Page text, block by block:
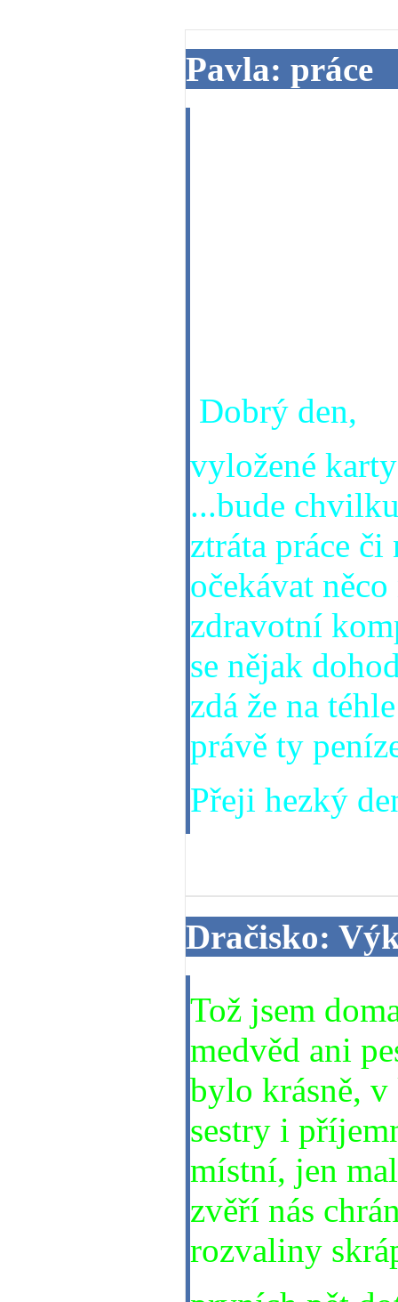
Pavla: práce
Dobrý den,
vyložené
...bude
ztráta práce
očekávat
zdravotní
se nějak
zdá že na
právě ty
Přeji hezký
Dračisko:
Tož jsem
medvěd ani
bylo krásně, v
sestry i
místní, jen
zvěří nás
rozvaliny